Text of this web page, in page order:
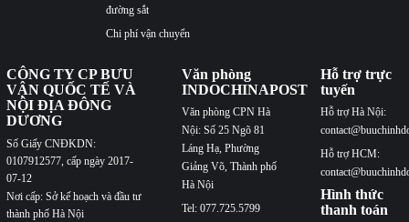
đường sắt
Chi phí vận chuyển
CÔNG TY CP BƯU
VẬN QUỐC TẾ VÀ
NỘI ĐỊA ĐÔNG
DƯƠNG
Số Giấy CNĐKDN:
0107912577, cấp ngày 2017-
07-12
Nơi cấp: Sở kế hoạch và đầu tư
thành phố Hà Nội
Văn phòng
INDOCHINAPOST
Văn phòng CPN Hà
Nội: Số 25 Ngõ 81
Láng Hạ, Phường
Giảng Võ, Thành phố
Hà Nội
Tel: 077.725.5799
Hỗ trợ trực
tuyến
Hỗ trợ Hà Nội:
Hỗ trợ HCM:
Hình thức
thanh toán